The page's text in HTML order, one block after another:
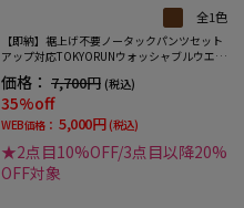
全1色
【即納】裾上げ不要ノータックパンツセット
アップ対応TOKYORUNウォッシャブルウエス
トシャーリングダブルフェイス生地ストレッ
チ通年
価格： 7,700円 (税込)
35%off
WEB価格： 5,000円 (税込)
★2点目10%OFF/3点目以降20%
OFF対象